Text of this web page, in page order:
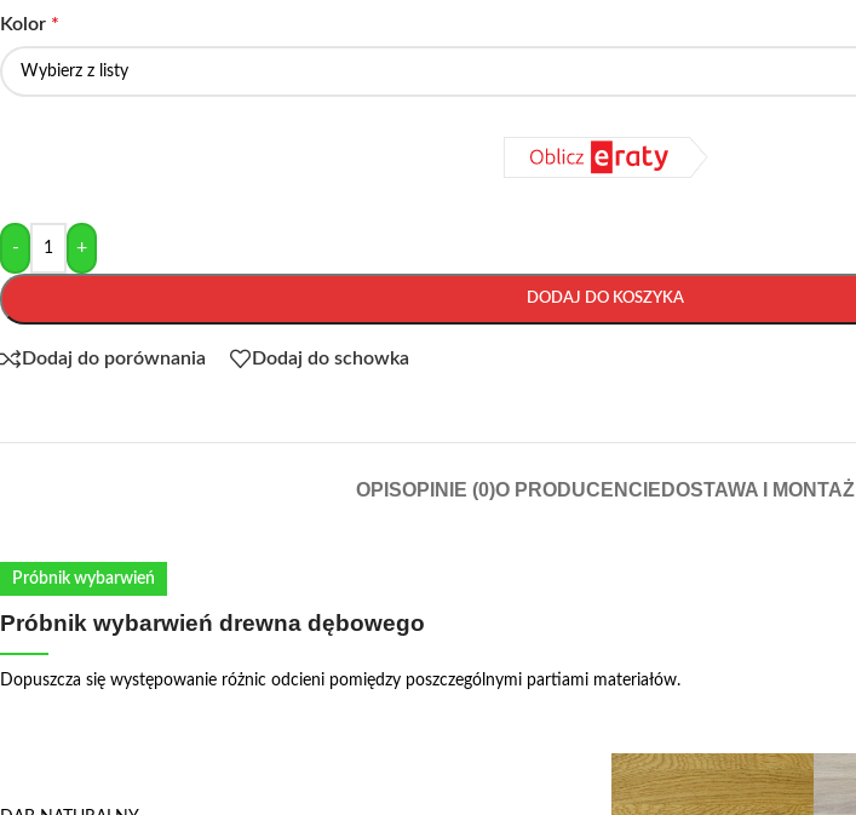
Kolor *
- +
DODAJ DO KOSZYKA
Dodaj do porównania Dodaj do schowka
OPISOPINIE (0)O PRODUCENCIE DOSTAWA I MONTAŻ
Próbnik wybarwień
Próbnik wybarwień drewna dębowego
Dopuszcza się występowanie różnic odcieni pomiędzy poszczególnymi partiami materiałów.